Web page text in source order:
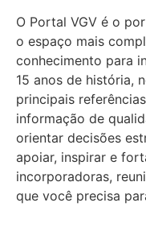
O Portal VGV é o
o espaço mais
conhecimento para
15 anos de história,
principais
informação de
orientar decisões
apoiar, inspirar e
incorporadoras,
que você precisa